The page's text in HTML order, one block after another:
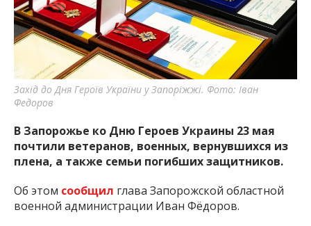
важную информацию о событиях
города Запорожья и области.
Захід до Дня Героїв України у Запоріжжі. Фото: Іван
Федоров
В Запорожье ко Дню Героев Украины 23 мая
почтили ветеранов, военных, вернувшихся из
плена, а также семьи погибших защитников.
Об этом сообщил глава Запорожской областной
военной администрации Иван Фёдоров.